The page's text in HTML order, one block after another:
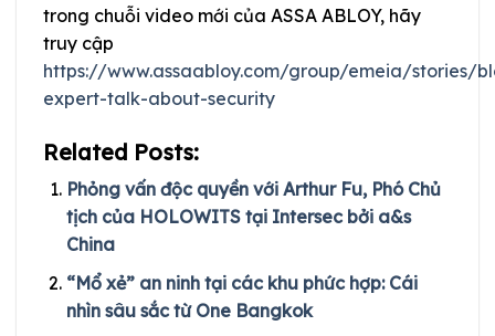
trong chuỗi video mới của ASSA ABLOY, hãy
truy cập
https://www.assaabloy.com/group/emeia/stories/
expert-talk-about-security
Related Posts:
Phỏng vấn độc quyền với Arthur Fu, Phó Chủ
tịch của HOLOWITS tại Intersec bởi a&s
China
“Mổ xẻ” an ninh tại các khu phức hợp: Cái
nhìn sâu sắc từ One Bangkok